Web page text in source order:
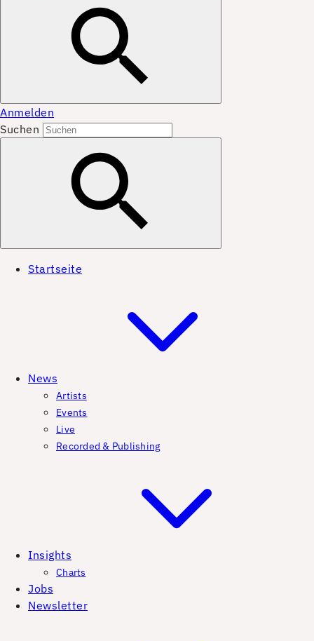
Anmelden
Suchen
Startseite
News
Artists
Events
Live
Recorded & Publishing
Insights
Charts
Jobs
Newsletter